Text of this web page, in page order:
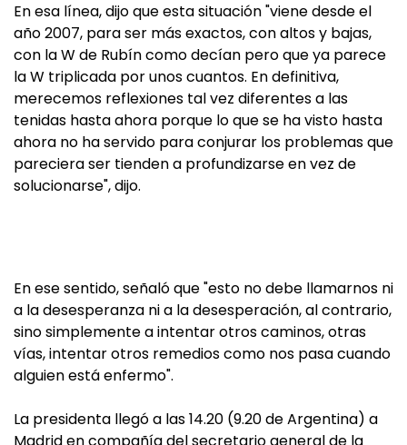
En esa línea, dijo que esta situación "viene desde el
año 2007, para ser más exactos, con altos y bajas,
con la W de Rubín como decían pero que ya parece
la W triplicada por unos cuantos. En definitiva,
merecemos reflexiones tal vez diferentes a las
tenidas hasta ahora porque lo que se ha visto hasta
ahora no ha servido para conjurar los problemas que
pareciera ser tienden a profundizarse en vez de
solucionarse", dijo.
En ese sentido, señaló que "esto no debe llamarnos ni
a la desesperanza ni a la desesperación, al contrario,
sino simplemente a intentar otros caminos, otras
vías, intentar otros remedios como nos pasa cuando
alguien está enfermo".
La presidenta llegó a las 14.20 (9.20 de Argentina) a